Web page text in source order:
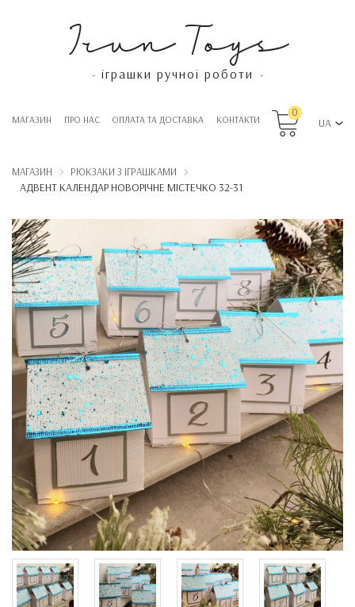
Irun Toys
- іграшки ручної роботи -
МАГАЗИН ПРО НАС OПЛАТА ТА ДОСТАВКА КОНТАКТИ
0
UA
МАГАЗИН РЮКЗАКИ З ІГРАШКАМИ
АДВЕНТ КАЛЕНДАР НОВОРІЧНЕ МІСТЕЧКО 32-31